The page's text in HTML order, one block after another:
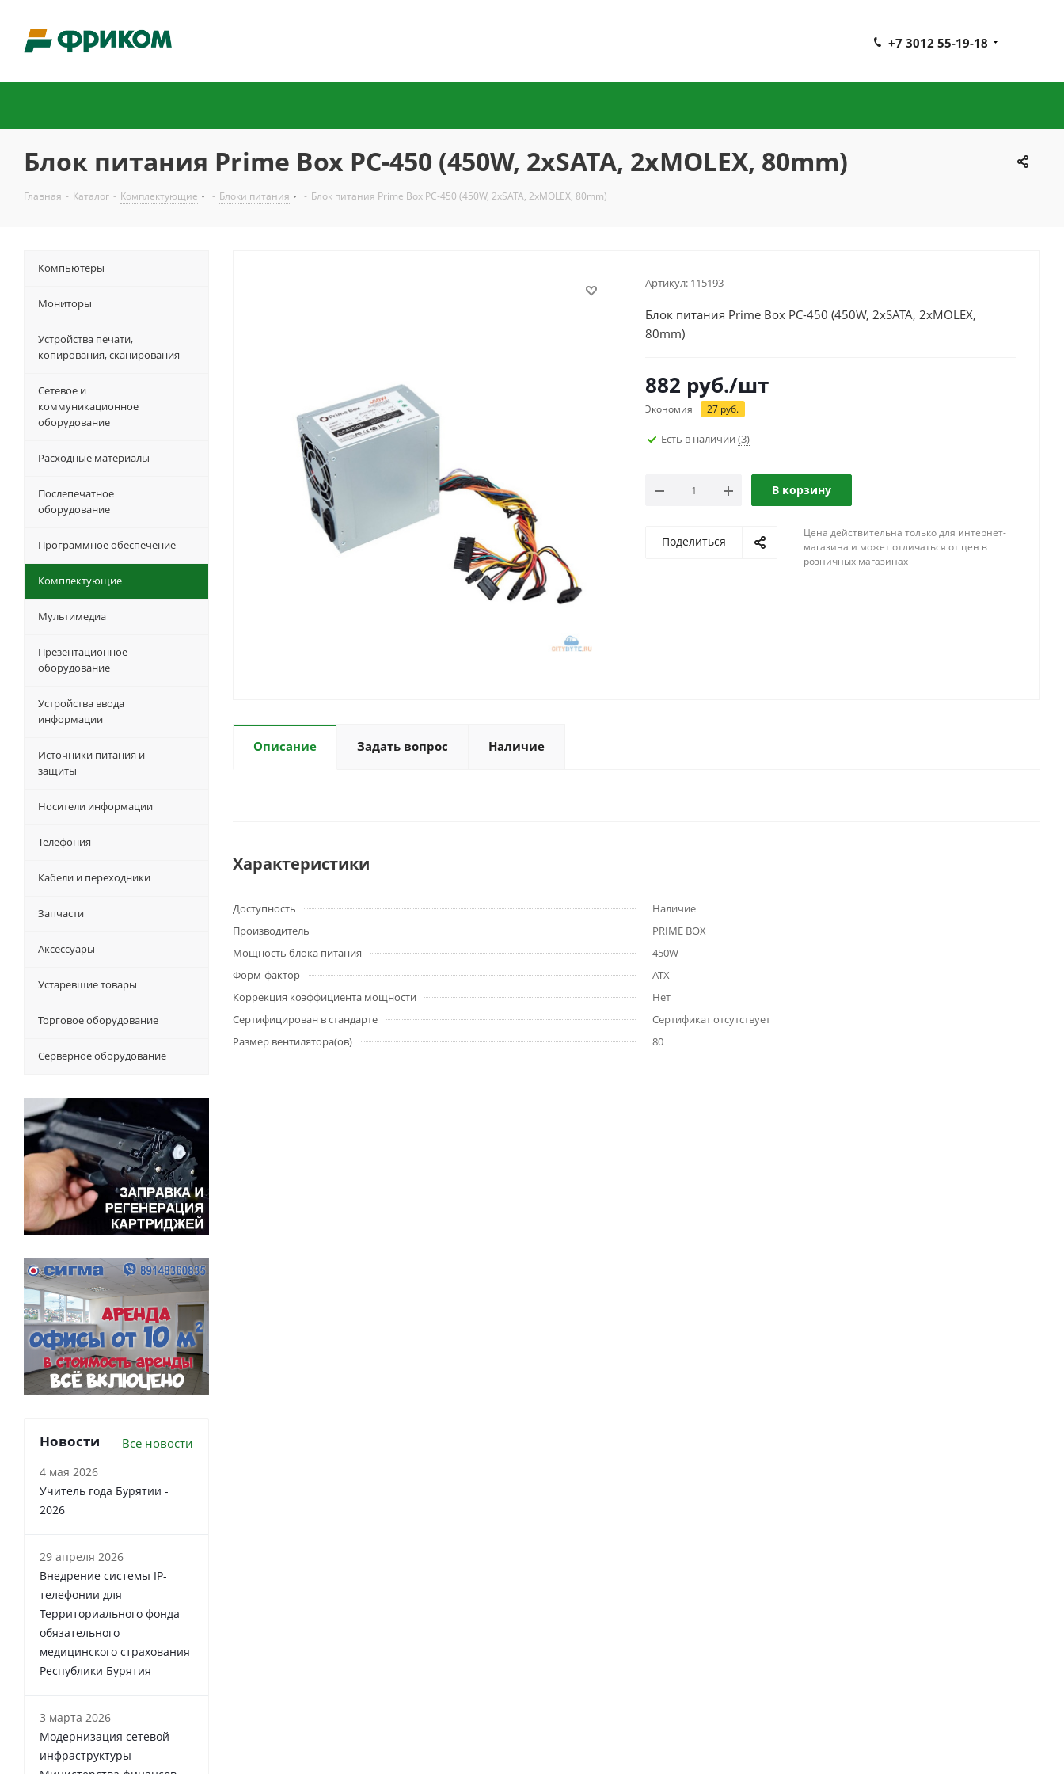
+7 3012 55-19-18
Блок питания Prime Box РС-450 (450W, 2xSATA, 2xMOLEX, 80mm)
Главная - Каталог - Комплектующие - Блоки питания - Блок питания Prime Box РС-450 (450W, 2xSATA, 2xMOLEX, 80mm)
Артикул: 115193
Блок питания Prime Box РС-450 (450W, 2xSATA, 2xMOLEX,
80mm)
882 руб./шт
Экономия 27 руб.
Есть в наличии (3)
В корзину
Поделиться
Цена действительна только для интернет-
магазина и может отличаться от цен в
розничных магазинах
Описание Задать вопрос Наличие
Характеристики
Доступность
Наличие
Производитель
PRIME BOX
Мощность блока питания
450W
Форм-фактор
ATX
Коррекция коэффициента мощности
Нет
Сертифицирован в стандарте
Сертификат отсутствует
Размер вентилятора(ов)
80
Компьютеры
Мониторы
Устройства печати,
копирования, сканирования
Сетевое и
коммуникационное
оборудование
Расходные материалы
Послепечатное
оборудование
Программное обеспечение
Комплектующие
Мультимедиа
Презентационное
оборудование
Устройства ввода
информации
Источники питания и
защиты
Носители информации
Телефония
Кабели и переходники
Запчасти
Аксессуары
Устаревшие товары
Торговое оборудование
Серверное оборудование
Новости Все новости
4 мая 2026
Учитель года Бурятии -
2026
29 апреля 2026
Внедрение системы IP-
телефонии для
Территориального фонда
обязательного
медицинского страхования
Республики Бурятия
3 марта 2026
Модернизация сетевой
инфраструктуры